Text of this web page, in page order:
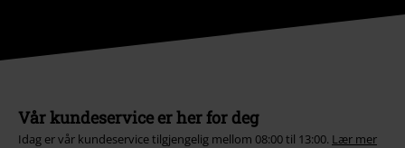
Vår kundeservice er her for deg
Idag er vår kundeservice tilgjengelig mellom 08:00 til 13:00. Lær mer